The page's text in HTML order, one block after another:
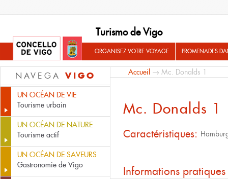
Turismo de Vigo
ORGANISEZ VOTRE VOYAGE PROMENADES
NAVEGA VIGO
UN OCÉAN DE VIE
Tourisme urbain
UN OCÉAN DE NATURE
Tourisme actif
UN OCÉAN DE SAVEURS
Gastronomie de Vigo
Accueil → Mc. Donalds 1
Mc. Donalds 1
Caractéristiques:
Informations pratiques